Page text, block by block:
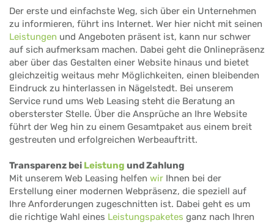
Der erste und einfachste Weg, sich über ein Unternehmen
zu informieren, führt ins Internet. Wer hier nicht mit seinen
Leistungen und Angeboten präsent ist, kann nur schwer
auf sich aufmerksam machen. Dabei geht die Onlinepräsenz
aber über das Gestalten einer Website hinaus und bietet
gleichzeitig weitaus mehr Möglichkeiten, einen bleibenden
Eindruck zu hinterlassen in Nägelstedt. Bei unserem
Service rund ums Web Leasing steht die Beratung an
obersterster Stelle. Über die Ansprüche an Ihre Website
führt der Weg hin zu einem Gesamtpaket aus einem breit
gestreuten und erfolgreichen Werbeauftritt.
Transparenz bei Leistung und Zahlung
Mit unserem Web Leasing helfen wir Ihnen bei der
Erstellung einer modernen Webpräsenz, die speziell auf
Ihre Anforderungen zugeschnitten ist. Dabei geht es um
die richtige Wahl eines Leistungspaketes ganz nach Ihren